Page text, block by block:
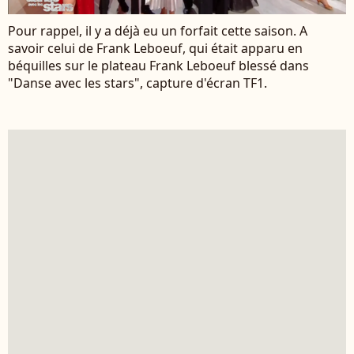
Pour rappel, il y a déjà eu un forfait cette saison. A
savoir celui de Frank Leboeuf, qui était apparu en
béquilles sur le plateau Frank Leboeuf blessé dans
"Danse avec les stars", capture d'écran TF1.